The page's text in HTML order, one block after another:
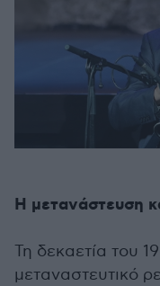
Η μετανάστευση
Τη δεκαετία του
μεταναστευτικό